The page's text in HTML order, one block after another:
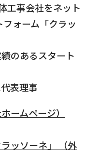
工事会社をネット
ォーム「クラッ
のあるスタート
表理事
ームページ）
ッソーネ」 （外